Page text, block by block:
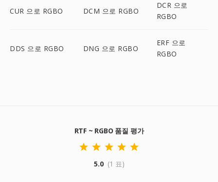
CUR 으로 RGBO DCM 으로 RGBO
DCR 으로
RGBO
DDS 으로 RGBO DNG 으로 RGBO
ERF 으로
RGBO
RTF ~ RGBO 품질 평가
5.0 (1 표)